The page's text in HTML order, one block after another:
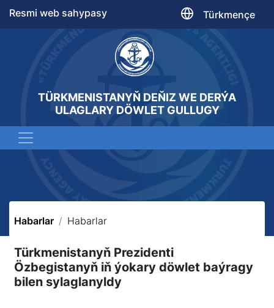
Resmi web sahypasy Türkmençe
TÜRKMENISTANYŇ DEŇIZ WE DERÝA
ULAGLARY DÖWLET GULLUGY
Habarlar Habarlar
Türkmenistanyň Prezidenti
Özbegistanyň iň ýokary döwlet baýragy
bilen sylaglanyldy